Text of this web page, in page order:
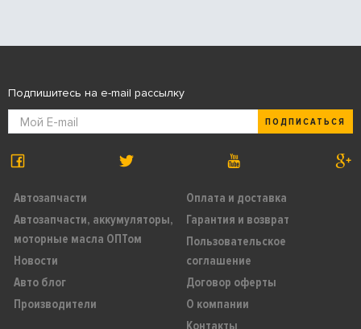
Автозапчасти
Автозапчасти, аккумуляторы,
моторные масла ОПТом
Новости
Авто блог
Производители
Оплата и доставка
Гарантия и возврат
Пользовательское
соглашение
Договор оферты
О компании
Подпишитесь на e-mail рассылку
ПОДПИСАТЬСЯ